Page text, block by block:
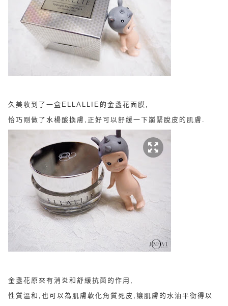
久美收到了一盒ELLALLIE的金盞花面膜,
恰巧剛做了水楊酸換膚,正好可以舒緩一下崩緊脫皮的肌膚.
金盞花原來有消炎和舒緩抗菌的作用,
性質溫和,也可以為肌膚軟化角質死皮,讓肌膚的水油平衡得以